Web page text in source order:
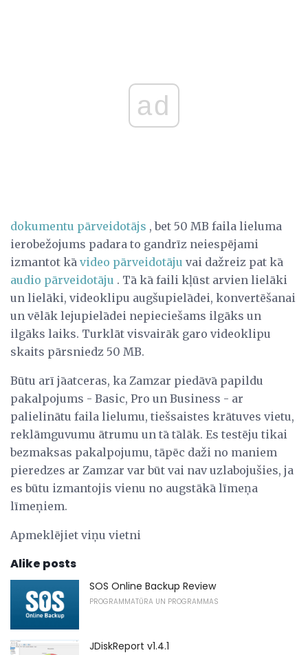
ad
dokumentu pārveidotājs , bet 50 MB faila lieluma
ierobežojums padara to gandrīz neiespējami
izmantot kā video pārveidotāju vai dažreiz pat kā
audio pārveidotāju . Tā kā faili kļūst arvien lielāki
un lielāki, videoklipu augšupielādei, konvertēšanai
un vēlāk lejupielādei nepieciešams ilgāks un
ilgāks laiks. Turklāt visvairāk garo videoklipu
skaits pārsniedz 50 MB.
Būtu arī jāatceras, ka Zamzar piedāvā papildu
pakalpojums - Basic, Pro un Business - ar
palielinātu faila lielumu, tiešsaistes krātuves vietu,
reklāmguvumu ātrumu un tā tālāk. Es testēju tikai
bezmaksas pakalpojumu, tāpēc daži no maniem
pieredzes ar Zamzar var būt vai nav uzlabojušies, ja
es būtu izmantojis vienu no augstākā līmeņa
līmeņiem.
Apmeklējiet viņu vietni
Alike posts
SOS Online Backup Review
PROGRAMMATŪRA UN PROGRAMMAS
JDiskReport v1.4.1